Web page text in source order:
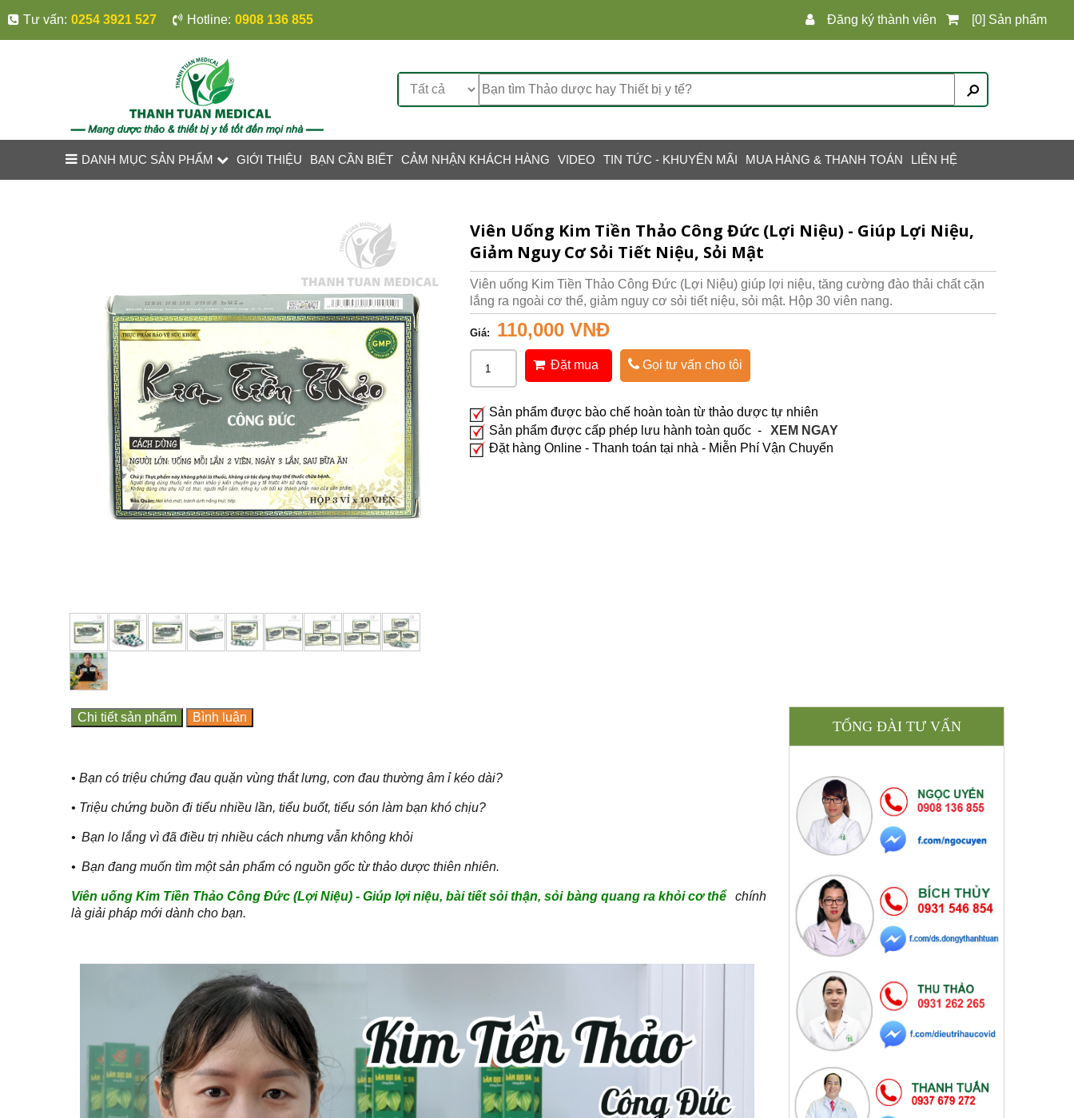
Tư vấn: 0254 3921 527 Hotline: 0908 136 855 Đăng ký thành viên [0] Sản phẩm
DANH MỤC SẢN PHẨM GIỚI THIỆU BẠN CẦN BIẾT CẢM NHẬN KHÁCH HÀNG VIDEO TIN TỨC - KHUYẾN MÃI MUA HÀNG & THANH TOÁN LIÊN HỆ
Viên Uống Kim Tiền Thảo Công Đức (Lợi Niệu) - Giúp Lợi Niệu,
Giảm Nguy Cơ Sỏi Tiết Niệu, Sỏi Mật
Viên uống Kim Tiền Thảo Công Đức (Lợi Niệu) giúp lợi niệu, tăng cường đào thải chất cặn
lắng ra ngoài cơ thể, giảm nguy cơ sỏi tiết niệu, sỏi mật. Hộp 30 viên nang.
Giá: 110,000 VNĐ
Đặt mua Gọi tư vấn cho tôi
Sản phẩm được bào chế hoàn toàn từ thảo dược tự nhiên
Sản phẩm được cấp phép lưu hành toàn quốc -
XEM NGAY
Đặt hàng Online - Thanh toán tại nhà - Miễn Phí Vận Chuyển
Chi tiết sản phẩm Bình luận
• Bạn có triệu chứng đau quặn vùng thắt lưng, cơn đau thường âm ỉ kéo dài?
• Triệu chứng buồn đi tiểu nhiều lần, tiểu buốt, tiểu són làm bạn khó chịu?
• Bạn lo lắng vì đã điều trị nhiều cách nhưng vẫn không khỏi
• Bạn đang muốn tìm một sản phẩm có nguồn gốc từ thảo dược thiên nhiên.
Viên uống Kim Tiền Thảo Công Đức (Lợi Niệu) - Giúp lợi niệu, bài tiết sỏi thận, sỏi bàng quang ra khỏi cơ thể
chính
là giải pháp mới dành cho bạn.
TỔNG ĐÀI TƯ VẤN